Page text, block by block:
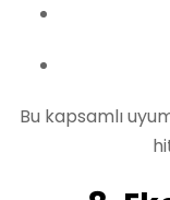
Bu kapsamlı